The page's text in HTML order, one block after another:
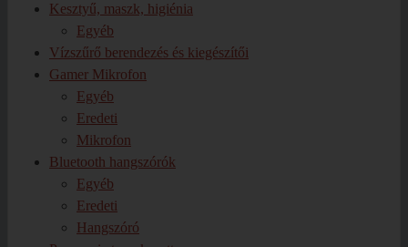
Kesztyű, maszk, higiénia
Egyéb
Vízszűrő berendezés és kiegészítői
Gamer Mikrofon
Egyéb
Eredeti
Mikrofon
Bluetooth hangszórók
Egyéb
Eredeti
Hangszóró